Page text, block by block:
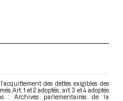
des dettes exigibles des
Art. 1 et 2 adoptés ; art. 3 et 4 adoptés
: Archives parlementaires de la